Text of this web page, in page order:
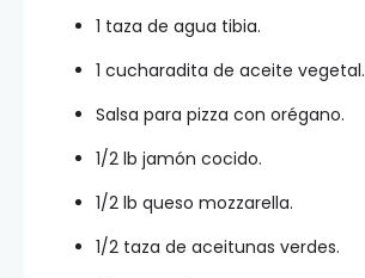
1 taza de agua tibia.
1 cucharadita de aceite vegetal.
Salsa para pizza con orégano.
1/2 lb jamón cocido.
1/2 lb queso mozzarella.
1/2 taza de aceitunas verdes.